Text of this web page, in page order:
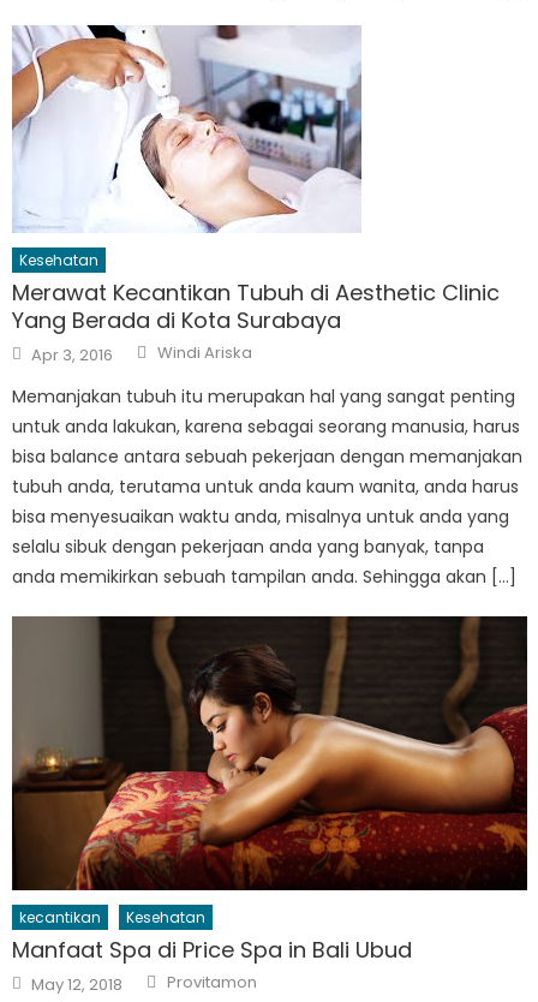
Kesehatan
Merawat Kecantikan Tubuh di Aesthetic Clinic
Yang Berada di Kota Surabaya
Posted
on
Apr 3, 2016 Author
Windi Ariska
Memanjakan tubuh itu merupakan hal yang sangat penting
untuk anda lakukan, karena sebagai seorang manusia, harus
bisa balance antara sebuah pekerjaan dengan memanjakan
tubuh anda, terutama untuk anda kaum wanita, anda harus
bisa menyesuaikan waktu anda, misalnya untuk anda yang
selalu sibuk dengan pekerjaan anda yang banyak, tanpa
anda memikirkan sebuah tampilan anda. Sehingga akan […]
kecantikan Kesehatan
Manfaat Spa di Price Spa in Bali Ubud
Posted
on
May 12, 2018 Author
Provitamon